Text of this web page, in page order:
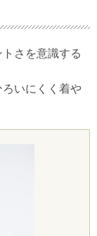
さを意識する
いにくく着や